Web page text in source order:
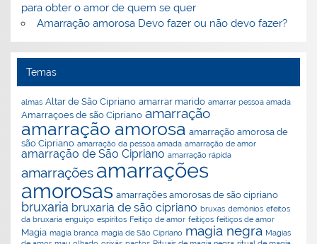
para obter o amor de quem se quer
Amarração amorosa Devo fazer ou não devo fazer?
Temas
almas Altar de São Cipriano amarrar marido amarrar pessoa amada
Amarraçoes de são Cipriano amarração
amarração amorosa amarração amorosa de
são Cipriano amarração da pessoa amada amarração de amor
amarração de São Cipriano amarração rápida
amarrações amarrações
amorosas amarrações amorosas de são cipriano
bruxaria bruxaria de são cipriano bruxas demónios efeitos
da bruxaria enguiço espiritos Feitiço de amor feitiços feitiços de amor
Magia magia branca magia de São Cipriano magia negra Magias